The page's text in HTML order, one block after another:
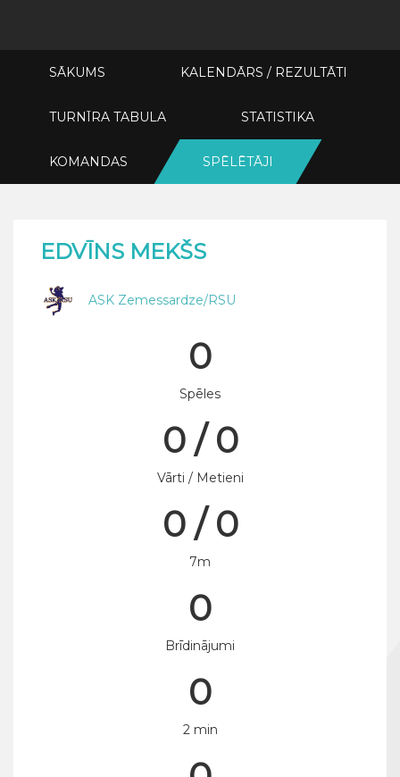
SĀKUMS KALENDĀRS / REZULTĀTI
TURNĪRA TABULA STATISTIKA
KOMANDAS SPĒLĒTĀJI
EDVĪNS MEKŠS
ASK Zemessardze/RSU
0
Spēles
0 / 0
Vārti / Metieni
0 / 0
7m
0
Brīdinājumi
0
2 min